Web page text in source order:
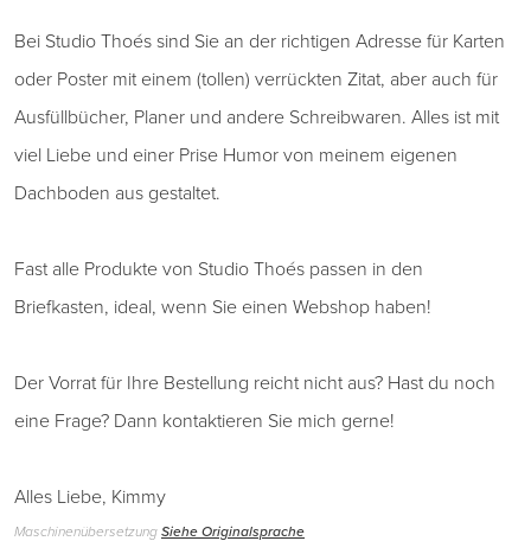
Bei Studio Thoés sind Sie an der richtigen Adresse für Karten
oder Poster mit einem (tollen) verrückten Zitat, aber auch für
Ausfüllbücher, Planer und andere Schreibwaren. Alles ist mit
viel Liebe und einer Prise Humor von meinem eigenen
Dachboden aus gestaltet.
Fast alle Produkte von Studio Thoés passen in den
Briefkasten, ideal, wenn Sie einen Webshop haben!
Der Vorrat für Ihre Bestellung reicht nicht aus? Hast du noch
eine Frage? Dann kontaktieren Sie mich gerne!
Alles Liebe, Kimmy
MaschinenübersetzungSiehe Originalsprache